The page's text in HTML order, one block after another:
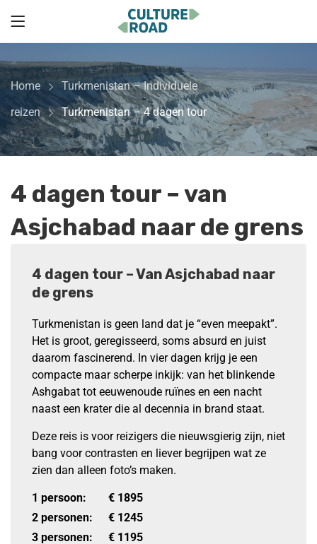
Home
Turkmenistan – Individuele
reizen
Turkmenistan – 4 dagen tour
4 dagen tour – van
Asjchabad naar de grens
4 dagen tour – Van Asjchabad naar
de grens
Turkmenistan is geen land dat je “even meepakt”.
Het is groot, geregisseerd, soms absurd en juist
daarom fascinerend. In vier dagen krijg je een
compacte maar scherpe inkijk: van het blinkende
Ashgabat tot eeuwenoude ruïnes en een nacht
naast een krater die al decennia in brand staat.
Deze reis is voor reizigers die nieuwsgierig zijn, niet
bang voor contrasten en liever begrijpen wat ze
zien dan alleen foto’s maken.
1 persoon: € 1895
2 personen:
€ 1245
3 personen:
€ 1195